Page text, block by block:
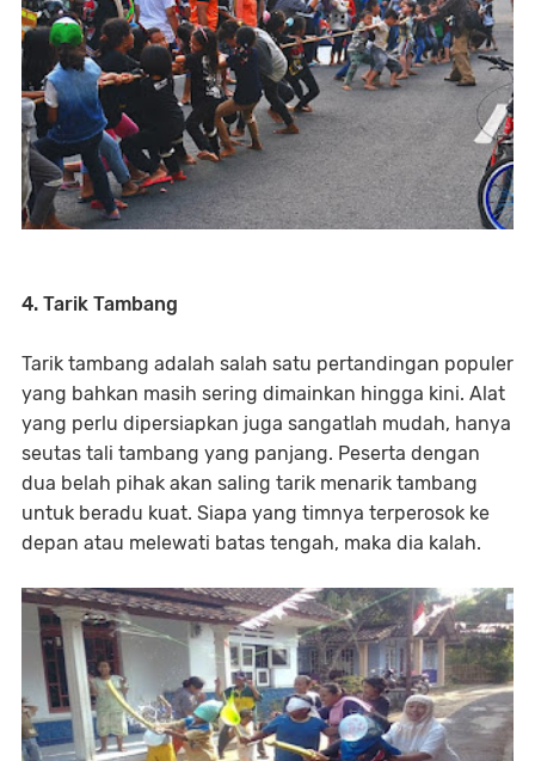
4. Tarik Tambang
Tarik tambang adalah salah satu pertandingan populer
yang bahkan masih sering dimainkan hingga kini. Alat
yang perlu dipersiapkan juga sangatlah mudah, hanya
seutas tali tambang yang panjang. Peserta dengan
dua belah pihak akan saling tarik menarik tambang
untuk beradu kuat. Siapa yang timnya terperosok ke
depan atau melewati batas tengah, maka dia kalah.